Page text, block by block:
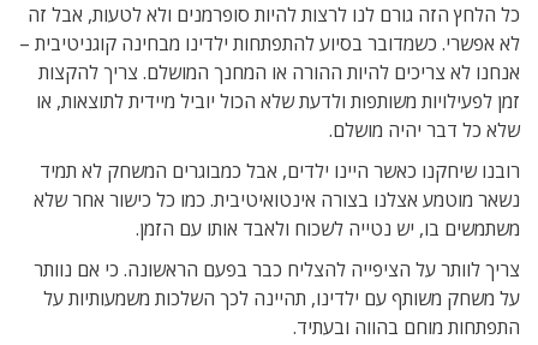
כל הלחץ הזה גורם לנו לרצות להיות סופרמנים ולא לטעות, אבל זה
לא אפשרי. כשמדובר בסיוע להתפתחות ילדינו מבחינה קוגניטיבית –
אנחנו לא צריכים להיות ההורה או המחנך המושלם. צריך להקצות
זמן לפעילויות משותפות ולדעת שלא הכול יוביל מיידית לתוצאות, או
שלא כל דבר יהיה מושלם.
רובנו שיחקנו כאשר היינו ילדים, אבל כמבוגרים המשחק לא תמיד
נשאר מוטמע אצלנו בצורה אינטואיטיבית. כמו כל כישור אחר שלא
משתמשים בו, יש נטייה לשכוח ולאבד אותו עם הזמן.
צריך לוותר על הציפייה להצליח כבר בפעם הראשונה. כי אם נוותר
על משחק משותף עם ילדינו, תהיינה לכך השלכות משמעותיות על
התפתחות מוחם בהווה ובעתיד.